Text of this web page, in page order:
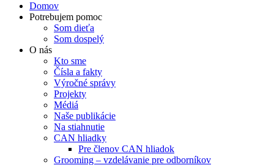
Domov
Potrebujem pomoc
Som dieťa
Som dospelý
O nás
Kto sme
Čísla a fakty
Výročné správy
Projekty
Médiá
Naše publikácie
Na stiahnutie
CAN hliadky
Pre členov CAN hliadok
Grooming – vzdelávanie pre odborníkov